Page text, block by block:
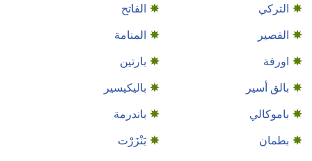
التركي
الفاتح
القصير
المنامة
اورفة
بارتين
بالق أسير
باليكيسير
باموكالي
باندرمة
بطمان
بَنْزَرْت‎